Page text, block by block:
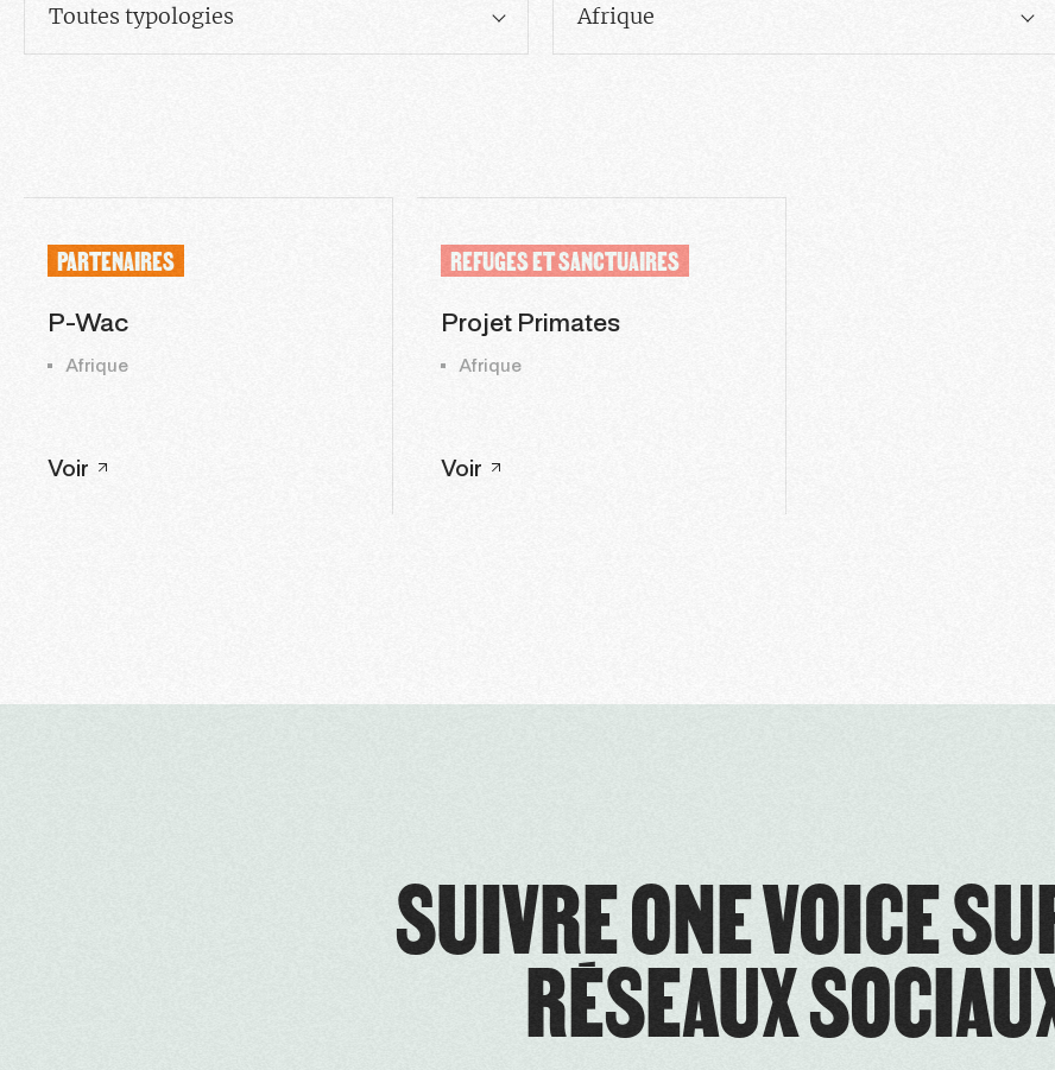
Toutes typologies Afrique
PARTENAIRES
P-Wac
Afrique
Voir
REFUGES ET SANCTUAIRES
Projet Primates
Afrique
Voir
SUIVRE ONE VOICE
RÉSEAUX